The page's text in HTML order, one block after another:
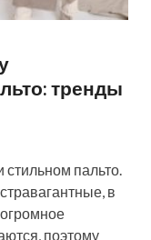
тренды
пальто.
в
поэтому